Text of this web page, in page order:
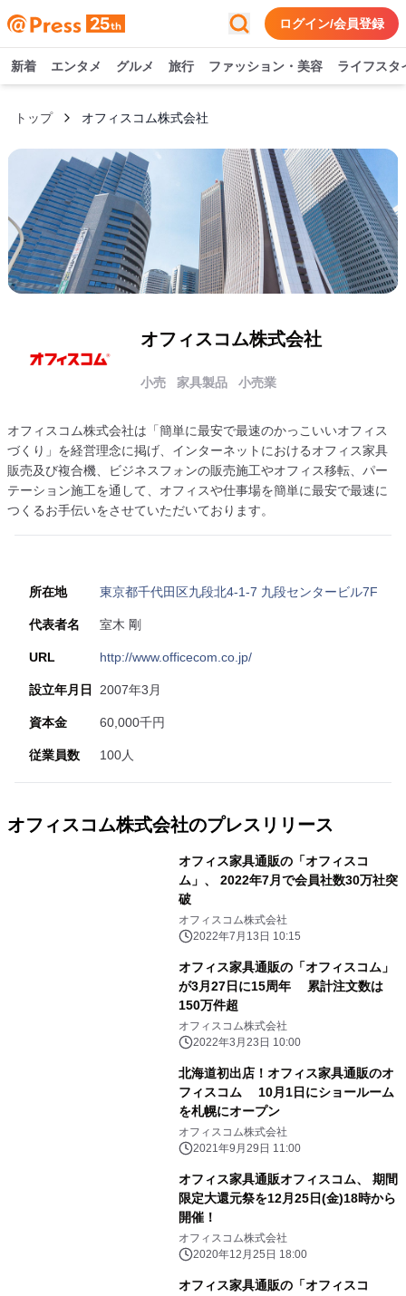
ログイン/会員登録
新着 エンタメ グルメ 旅行 ファッション・美容 ライフスタ
トップ オフィスコム株式会社
オフィスコム株式会社
小売 家具製品 小売業
オフィスコム株式会社は「簡単に最安で最速のかっこいいオフィス
づくり」を経営理念に掲げ、インターネットにおけるオフィス家具
販売及び複合機、ビジネスフォンの販売施工やオフィス移転、パー
テーション施工を通して、オフィスや仕事場を簡単に最安で最速に
つくるお手伝いをさせていただいております。
所在地 東京都千代田区九段北4-1-7 九段センタービル7F
代表者名 室木 剛
URL http://www.officecom.co.jp/
設立年月日 2007年3月
資本金 60,000千円
従業員数 100人
オフィスコム株式会社のプレスリリース
オフィス家具通販の「オフィスコ
ム」、 2022年7月で会員社数30万社突
破
オフィスコム株式会社
2022年7月13日 10:15
オフィス家具通販の「オフィスコム」
が3月27日に15周年 累計注文数は
150万件超
オフィスコム株式会社
2022年3月23日 10:00
北海道初出店！オフィス家具通販のオ
フィスコム 10月1日にショールーム
を札幌にオープン
オフィスコム株式会社
2021年9月29日 11:00
オフィス家具通販オフィスコム、 期間
限定大還元祭を12月25日(金)18時から
開催！
オフィスコム株式会社
2020年12月25日 18:00
オフィス家具通販の「オフィスコ